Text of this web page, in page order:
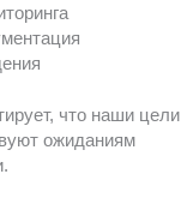
что наши цели
ожиданиям